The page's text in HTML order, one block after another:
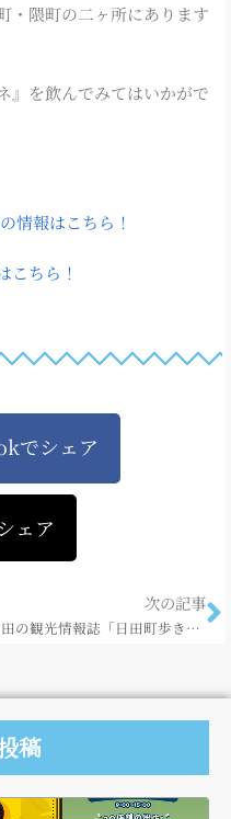
・隈町の二ヶ所にあります
』を飲んでみてはいかがで
情報はこちら！
こちら！
でシェア
ェア
次の記事
日田の観光情報誌「日田町歩きマップ（通年版）」ができました。
稿